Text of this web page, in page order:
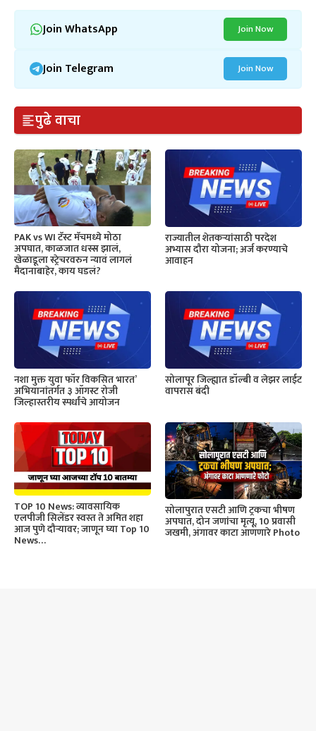
Join WhatsApp Join Now
Join Telegram Join Now
पुढे वाचा
PAK vs WI टॅस्ट मॅचमध्ये मोठा
अपघात, काळजात धस्स झालं,
खेळाडूला स्ट्रेचरवरुन न्यावं लागलं
मैदानाबाहेर, काय घडलं?
राज्यातील शेतकऱ्यांसाठी परदेश
अभ्यास दौरा योजना; अर्ज करण्याचे
आवाहन
नशा मुक्त युवा फॉर विकसित भारत’
अभियानांतर्गत ३ ऑगस्ट रोजी
जिल्हास्तरीय स्पर्धांचे आयोजन
सोलापूर जिल्ह्यात डॉल्बी व लेझर लाईट
वापरास बंदी
TOP 10 News: व्यावसायिक
एलपीजी सिलेंडर स्वस्त ते अमित शहा
आज पुणे दौऱ्यावर; जाणून घ्या Top 10
News…
सोलापुरात एसटी आणि ट्रकचा भीषण
अपघात, दोन जणांचा मृत्यू, 10 प्रवासी
जखमी, अंगावर काटा आणणारे Photo